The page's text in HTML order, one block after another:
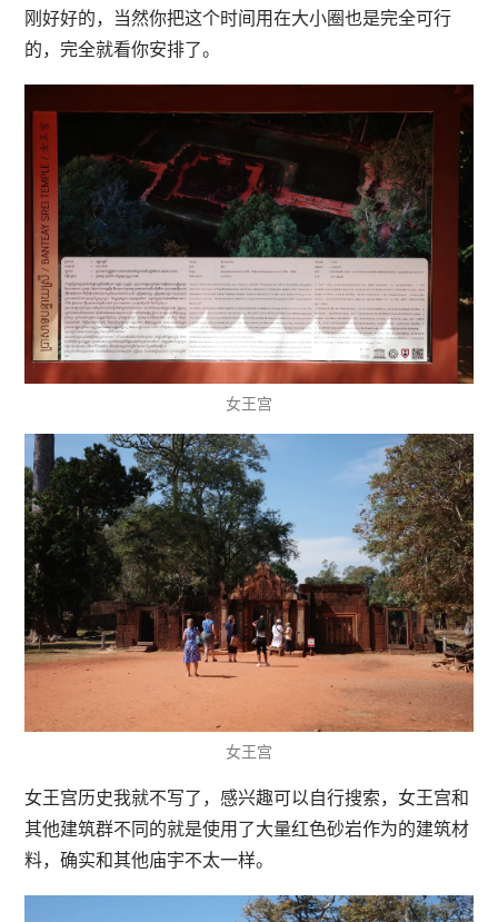
刚好好的，当然你把这个时间用在大小圈也是完全可行
的，完全就看你安排了。
女王宫
女王宫
女王宫历史我就不写了，感兴趣可以自行搜索，女王宫和
其他建筑群不同的就是使用了大量红色砂岩作为的建筑材
料，确实和其他庙宇不太一样。